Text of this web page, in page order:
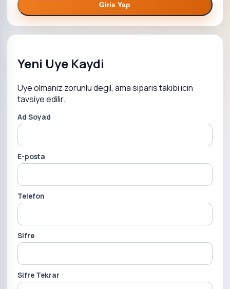
Giris Yap
Yeni Uye Kaydi
Uye olmaniz zorunlu degil, ama siparis takibi icin
tavsiye edilir.
Ad Soyad
E-posta
Telefon
Sifre
Sifre Tekrar